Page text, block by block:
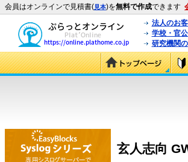
会員はオンラインで見積書(見本)を無料で作成できます
法人のお
学校・官
研究機関
玄人志向